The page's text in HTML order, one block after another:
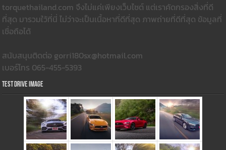
torquethailand.com จึงไม่แค่เพียงเว็บไซต์ แต่เราคัดกรองสิ่งที่ดี
ที่สุด มารวมใว้ที่นี่ ไม่ว่าจะเป็นเนื้อหาที่ดีที่สุด ภาพถ่ายที่ดีที่สุด ข้อมูลที่
เชื่อถือได้
สนับสนุนติดต่อ gorri180sx@hotmail.com
เบอร์โทร 065-455-5393
Test Drive Image